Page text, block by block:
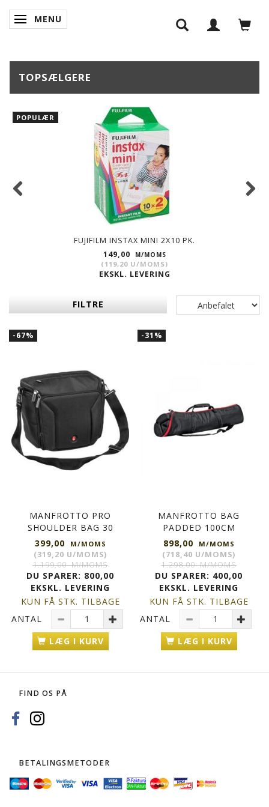
SKIFTE NAVIGATION
MENU
TOPSÆLGERE
POPULÆR
FUJIFILM INSTAX MINI 2X10 PK.
149,00
M/MOMS
( 119,20 U/MOMS)
EKSKL. LEVERING
FILTRE
-67%
MANFROTTO PRO
SHOULDER BAG 30
399,00
M/MOMS
(319,20 U/MOMS)
1.199,00M/MOMS
DU SPARER: 800,00
EKSKL. LEVERING
KUN FÅ STK. TILBAGE
ANTAL
LÆG I KURV
-31%
MANFROTTO BAG
PADDED 100CM
898,00
M/MOMS
(718,40 U/MOMS)
1.298,00M/MOMS
DU SPARER: 400,00
EKSKL. LEVERING
KUN FÅ STK. TILBAGE
ANTAL
LÆG I KURV
FIND OS PÅ
BETALINGSMETODER